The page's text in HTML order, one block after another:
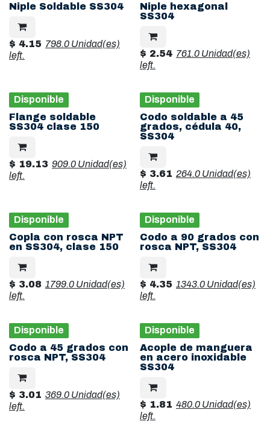
Niple Soldable SS304
$ 4.15 798.0 Unidad(es)
left.
Niple hexagonal
SS304
$ 2.54 761.0 Unidad(es)
left.
Disponible
Flange soldable
SS304 clase 150
$ 19.13 909.0 Unidad(es)
left.
Disponible
Codo soldable a 45
grados, cédula 40,
SS304
$ 3.61 264.0 Unidad(es)
left.
Disponible
Copla con rosca NPT
en SS304, clase 150
$ 3.08 1799.0 Unidad(es)
left.
Disponible
Codo a 90 grados con
rosca NPT, SS304
$ 4.35 1343.0 Unidad(es)
left.
Disponible
Codo a 45 grados con
rosca NPT, SS304
$ 3.01 369.0 Unidad(es)
left.
Disponible
Acople de manguera
en acero inoxidable
SS304
$ 1.81 480.0 Unidad(es)
left.